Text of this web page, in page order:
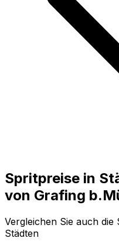
Spritpreise in
von Grafing
Vergleichen Sie auch die
Städten